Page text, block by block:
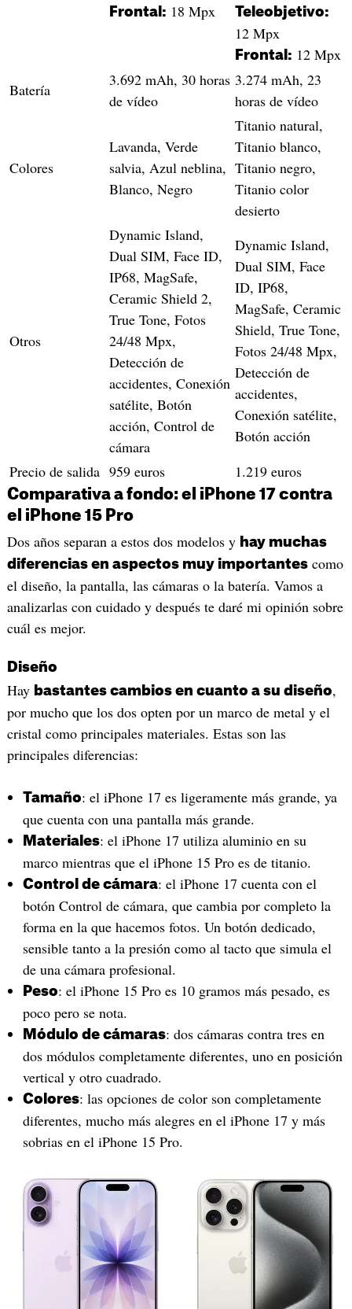
Frontal: 18 Mpx Teleobjetivo:
12 Mpx
Frontal: 12 Mpx
Batería
3.692 mAh, 30 horas
de vídeo
3.274 mAh, 23
horas de vídeo
Colores
Lavanda, Verde
salvia, Azul neblina,
Blanco, Negro
Titanio natural,
Titanio blanco,
Titanio negro,
Titanio color
desierto
Otros
Dynamic Island,
Dual SIM, Face ID,
IP68, MagSafe,
Ceramic Shield 2,
True Tone, Fotos
24/48 Mpx,
Detección de
accidentes, Conexión
satélite, Botón
acción, Control de
cámara
Dynamic Island,
Dual SIM, Face
ID, IP68,
MagSafe, Ceramic
Shield, True Tone,
Fotos 24/48 Mpx,
Detección de
accidentes,
Conexión satélite,
Botón acción
Precio de salida 959 euros 1.219 euros
Comparativa a fondo: el iPhone 17 contra
el iPhone 15 Pro
Dos años separan a estos dos modelos y hay muchas
diferencias en aspectos muy importantescomo
el diseño, la pantalla, las cámaras o la batería. Vamos a
analizarlas con cuidado y después te daré mi opinión sobre
cuál es mejor.
Diseño
Hay bastantes cambios en cuanto a su diseño,
por mucho que los dos opten por un marco de metal y el
cristal como principales materiales. Estas son las
principales diferencias:
Tamaño: el iPhone 17 es ligeramente más grande, ya
que cuenta con una pantalla más grande.
Materiales: el iPhone 17 utiliza aluminio en su
marco mientras que el iPhone 15 Pro es de titanio.
Control de cámara: el iPhone 17 cuenta con el
botón Control de cámara, que cambia por completo la
forma en la que hacemos fotos. Un botón dedicado,
sensible tanto a la presión como al tacto que simula el
de una cámara profesional.
Peso: el iPhone 15 Pro es 10 gramos más pesado, es
poco pero se nota.
Módulo de cámaras: dos cámaras contra tres en
dos módulos completamente diferentes, uno en posición
vertical y otro cuadrado.
Colores: las opciones de color son completamente
diferentes, mucho más alegres en el iPhone 17 y más
sobrias en el iPhone 15 Pro.